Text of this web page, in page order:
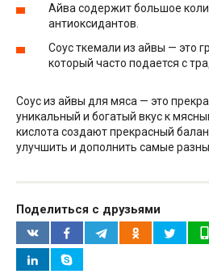
Айва содержит большое
антиоксидантов.
Соус ткемали из айвы — это
который часто подается с
Соус из айвы для мяса — это
уникальный и богатый вкус к
кислота создают прекрасный
улучшить и дополнить самые
Поделиться с друзьями